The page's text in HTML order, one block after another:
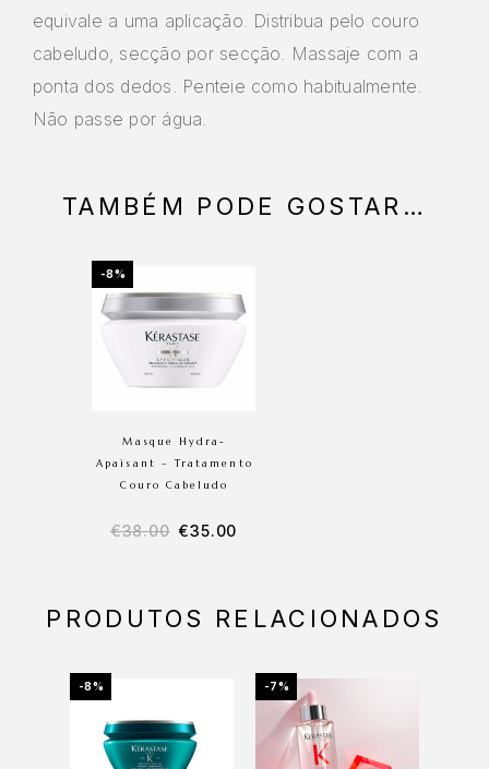
equivale a uma aplicação. Distribua pelo couro
cabeludo, secção por secção. Massaje com a
ponta dos dedos. Penteie como habitualmente.
Não passe por água.
TAMBÉM PODE GOSTAR…
-8%
Masque Hydra-
Apaisant – Tratamento
Couro Cabeludo
€38.00 €35.00
PRODUTOS RELACIONADOS
-8% -7%